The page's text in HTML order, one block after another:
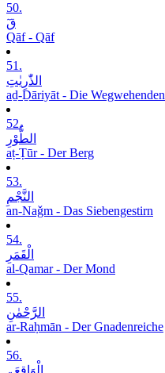
50.
قٓ
Qāf - Qāf
51.
الذّٰرِیٰتِ
aḏ-Ḏāriyāt - Die Wegwehenden
52.
الطُّوْرِ
aṭ-Ṭūr - Der Berg
53.
النَّجْمِ
an-Naǧm - Das Siebengestirn
54.
الْقَمَرِ
al-Qamar - Der Mond
55.
الرَّحْمٰنِ
ar-Raḥmān - Der Gnadenreiche
56.